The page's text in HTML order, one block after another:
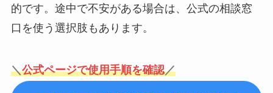
的です。途中で不安がある場合は、公式の相談窓
口を使う選択肢もあります。
＼公式ページで使用手順を確認／